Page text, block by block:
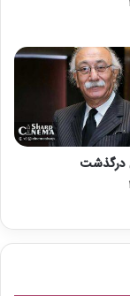
درگذشت